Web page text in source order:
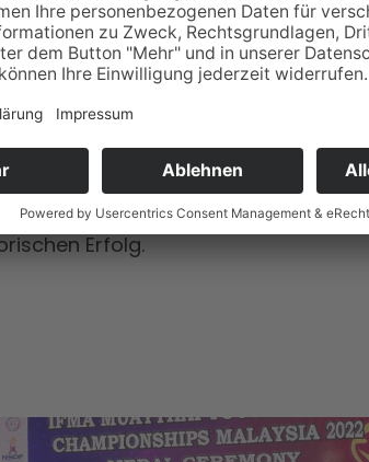
die Muaythai Junioren
und ist neue
Österreichim Muaythai beim
Erfolg.